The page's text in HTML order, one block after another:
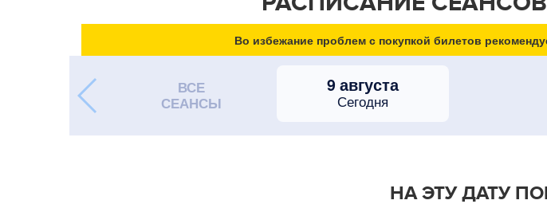
Во избежание проблем с покупкой билетов
ВСЕ
СЕАНСЫ
9 августа
Сегодня
НА ЭТУ ДАТУ